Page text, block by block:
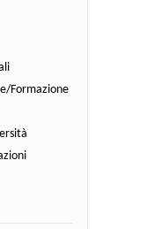
Formazione